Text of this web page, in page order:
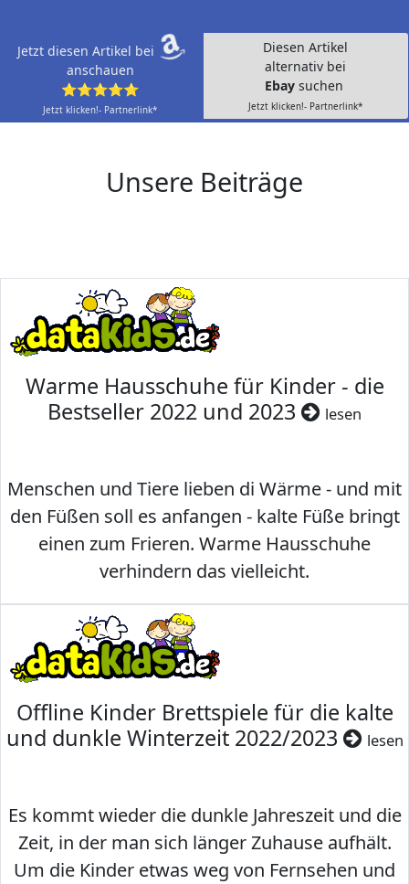
Jetzt diesen Artikel bei
anschauen
⭐⭐⭐⭐⭐
Jetzt klicken!- Partnerlink*
Diesen Artikel
alternativ bei
Ebay suchen
Jetzt klicken!- Partnerlink*
Unsere Beiträge
Warme Hausschuhe für Kinder - die
Bestseller 2022 und 2023
lesen
Menschen und Tiere lieben di Wärme - und mit
den Füßen soll es anfangen - kalte Füße bringt
einen zum Frieren. Warme Hausschuhe
verhindern das vielleicht.
Offline Kinder Brettspiele für die kalte
und dunkle Winterzeit 2022/2023
lesen
Es kommt wieder die dunkle Jahreszeit und die
Zeit, in der man sich länger Zuhause aufhält.
Um die Kinder etwas weg von Fernsehen und